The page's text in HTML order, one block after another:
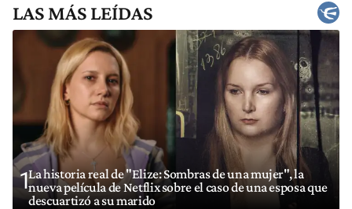
LAS MÁS LEÍDAS
1La historia real de "Elize: Sombras de una mujer", la
nueva película de Netflix sobre el caso de una esposa que
descuartizó a su marido